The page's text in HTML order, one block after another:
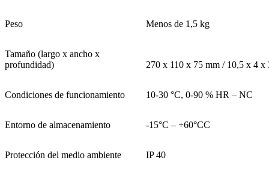
Peso Menos de 1,5 kg
Tamaño (largo x ancho x
profundidad)
270 x 110 x 75 mm / 10,5 x 4 x
Condiciones de funcionamiento 10-30 °C, 0-90 % HR – NC
Entorno de almacenamiento -15°C – +60°CC
Protección del medio ambiente IP 40